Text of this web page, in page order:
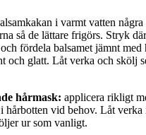
i varmt vatten några
så de lättare frigörs. Stryk
fördela balsamet jämnt med
och glatt. Låt verka och skölj
hårmask: applicera rikligt
i hårbotten vid behov. Låt
ur som vanligt.